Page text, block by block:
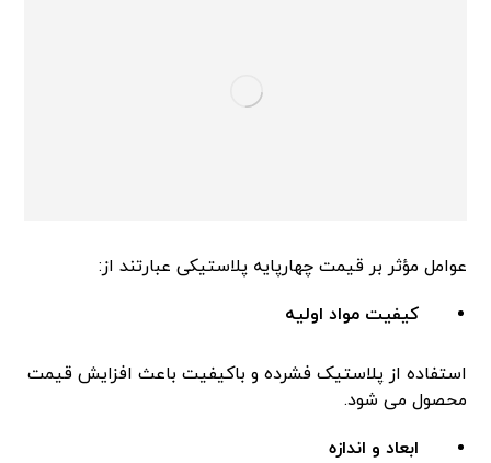
عوامل مؤثر بر قیمت چهارپایه پلاستیکی عبارتند از:
کیفیت مواد اولیه
استفاده از پلاستیک فشرده و باکیفیت باعث افزایش قیمت
محصول می شود.
ابعاد و اندازه